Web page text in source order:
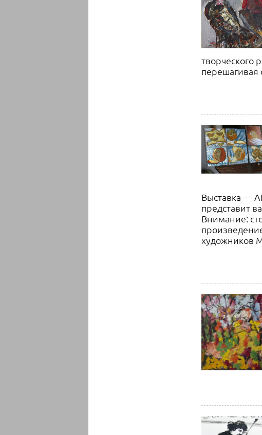
творческого
перешагивая
Выставка —
представит
Внимание:
художников